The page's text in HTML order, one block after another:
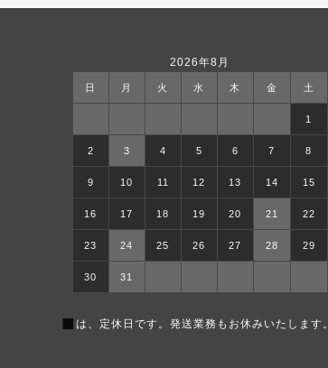
2026年8月
日 月 火 水 木 金 土
1
2 3 4 5 6 7 8
9 10 11 12 13 14 15
16 17 18 19 20 21 22
23 24 25 26 27 28 29
30 31
■ は、定休日です。発送業務もお休みいたしま